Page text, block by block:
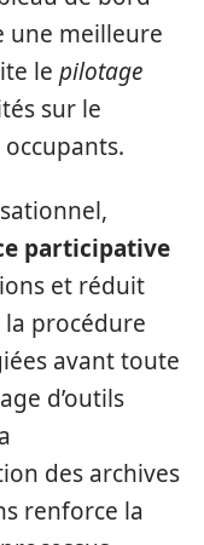
une meilleure
le pilotage
sur le
participative
et réduit
procédure
avant toute
d’outils
des archives
renforce la